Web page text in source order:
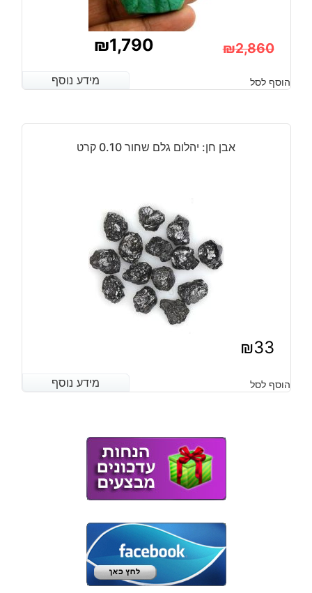
₪2,860
המקורי
היה:
₪2,860.
₪1,790
הנוכחי
הוא:
₪1,790.
מידע נוסף הוסף לסל מידע נוסף
אבן חן: יהלום גלם שחור 0.10 קרט
₪33
מידע נוסף הוסף לסל מידע נוסף